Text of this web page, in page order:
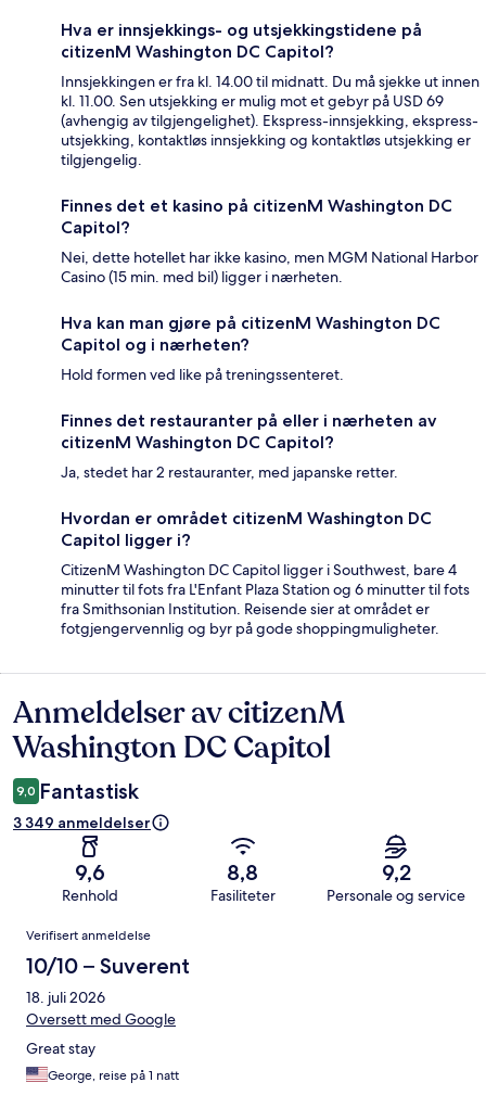
Hva er innsjekkings- og utsjekkingstidene på
citizenM Washington DC Capitol?
Innsjekkingen er fra kl. 14.00 til midnatt. Du må sjekke ut innen
kl. 11.00. Sen utsjekking er mulig mot et gebyr på USD 69
(avhengig av tilgjengelighet). Ekspress-innsjekking, ekspress-
utsjekking, kontaktløs innsjekking og kontaktløs utsjekking er
tilgjengelig.
Finnes det et kasino på citizenM Washington DC
Capitol?
Nei, dette hotellet har ikke kasino, men MGM National Harbor
Casino (15 min. med bil) ligger i nærheten.
Hva kan man gjøre på citizenM Washington DC
Capitol og i nærheten?
Hold formen ved like på treningssenteret.
Finnes det restauranter på eller i nærheten av
citizenM Washington DC Capitol?
Ja, stedet har 2 restauranter, med japanske retter.
Hvordan er området citizenM Washington DC
Capitol ligger i?
CitizenM Washington DC Capitol ligger i Southwest, bare 4
minutter til fots fra L'Enfant Plaza Station og 6 minutter til fots
fra Smithsonian Institution. Reisende sier at området er
fotgjengervennlig og byr på gode shoppingmuligheter.
Anmeldelser
Anmeldelser av citizenM
Washington DC Capitol
9,0 Fantastisk
3 349 anmeldelser
9,6
Renhold
8,8
Fasiliteter
9,2
Personale og service
Anmeldelser
Verifisert anmeldelse
10/10 – Suverent
18. juli 2026
Oversett med Google
Great stay
George, reise på 1 natt